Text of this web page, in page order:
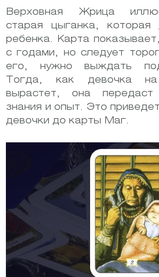
Верховная Жрица
старая цыганка,
ребенка. Карта
с годами, но следует
его, нужно выждать
Тогда, как девочка
вырастет, она
знания и опыт. Это
девочки до карты Маг.